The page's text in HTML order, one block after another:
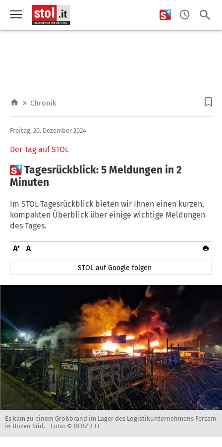
» Chronik
Der Tag auf STOL
Freitag, 20. Dezember 2024
Tagesrückblick: 5 Meldungen in 2
Minuten
Im STOL-Tagesrückblick bieten wir Ihnen einen kurzen,
kompakten Überblick über einige wichtige Meldungen
des Tages.
STOL auf Google folgen
Es kam zu einem Großbrand im Lager des Logistikunternehmens Fercam
in Bozen Süd. - Foto: © BFBZ / FF